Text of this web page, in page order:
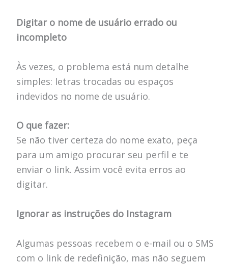
Digitar o nome de usuário errado ou
incompleto
Às vezes, o problema está num detalhe
simples: letras trocadas ou espaços
indevidos no nome de usuário.
O que fazer:
Se não tiver certeza do nome exato, peça
para um amigo procurar seu perfil e te
enviar o link. Assim você evita erros ao
digitar.
Ignorar as instruções do Instagram
Algumas pessoas recebem o e-mail ou o SMS
com o link de redefinição, mas não seguem